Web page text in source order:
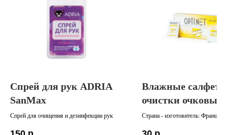
Спрей для рук ADRIA
SanMax
Спрей для очищения и дезинфекции рук
Влажные
очистки очковых
Страна - изготовитель: Франция